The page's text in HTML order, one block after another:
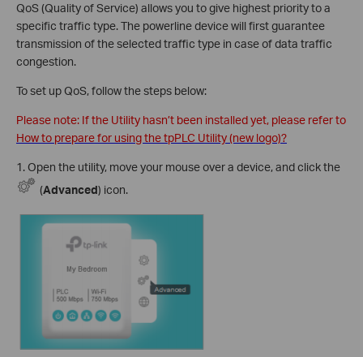
QoS (Quality of Service) allows you to give highest priority to a
specific traffic type. The powerline device will first guarantee
transmission of the selected traffic type in case of data traffic
congestion.
To set up QoS, follow the steps below:
Please note: If the Utility hasn’t been installed yet, please refer to
How to prepare for using the tpPLC Utility (new logo)?
1. Open the utility, move your mouse over a device, and click the
(Advanced) icon.